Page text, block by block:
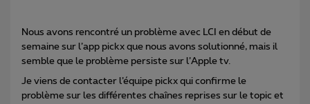
Nous avons rencontré un problème avec LCI en début de
semaine sur l’app pickx que nous avons solutionné, mais il
semble que le problème persiste sur l’Apple tv.
Je viens de contacter l’équipe pickx qui confirme le
problème sur les différentes chaînes reprises sur le topic et